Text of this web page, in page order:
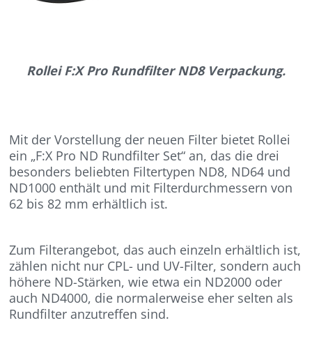
Rollei F:X Pro Rundfilter ND8 Verpackung.
Mit der Vorstellung der neuen Filter bietet Rollei
ein „F:X Pro ND Rundfilter Set“ an, das die drei
besonders beliebten Filtertypen ND8, ND64 und
ND1000 enthält und mit Filterdurchmessern von
62 bis 82 mm erhältlich ist.
Zum Filterangebot, das auch einzeln erhältlich ist,
zählen nicht nur CPL- und UV-Filter, sondern auch
höhere ND-Stärken, wie etwa ein ND2000 oder
auch ND4000, die normalerweise eher selten als
Rundfilter anzutreffen sind.